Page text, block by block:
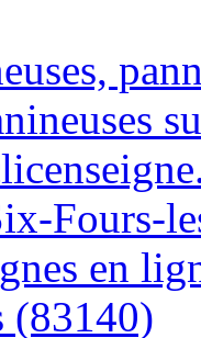
Fours-
en
(83140)